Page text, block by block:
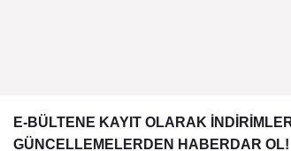
E-BÜLTENE KAYIT OLARAK
GÜNCELLEMELERDEN HABERDAR OL!